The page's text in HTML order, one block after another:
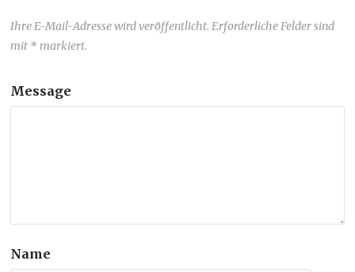
Ihre E-Mail-Adresse wird veröffentlicht. Erforderliche Felder sind
mit * markiert.
Message
Name